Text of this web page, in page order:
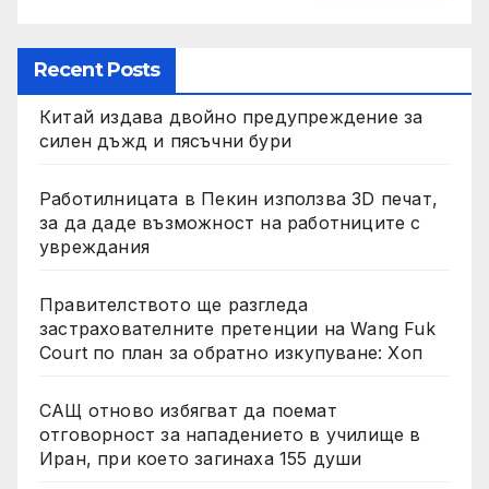
Recent Posts
Китай издава двойно предупреждение за
силен дъжд и пясъчни бури
Работилницата в Пекин използва 3D печат,
за да даде възможност на работниците с
увреждания
Правителството ще разгледа
застрахователните претенции на Wang Fuk
Court по план за обратно изкупуване: Хоп
САЩ отново избягват да поемат
отговорност за нападението в училище в
Иран, при което загинаха 155 души